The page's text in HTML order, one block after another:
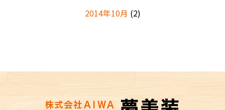
2014年10月 (2)